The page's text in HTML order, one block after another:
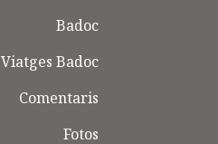
Badoc
Viatges Badoc
Comentaris
Fotos